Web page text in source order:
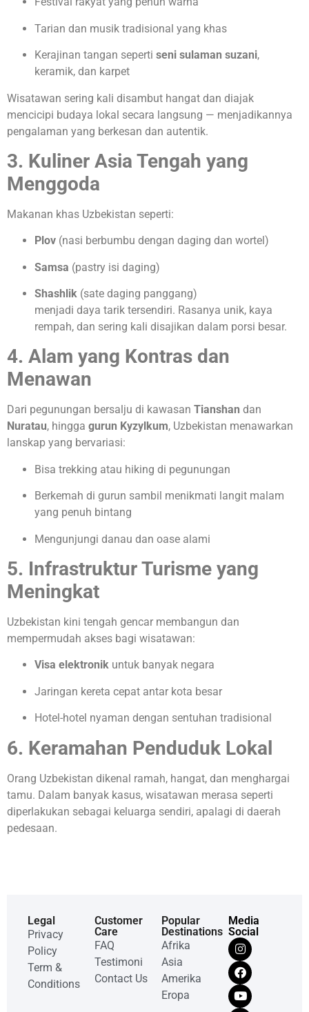
Tarian dan musik tradisional yang khas
Kerajinan tangan seperti seni sulaman suzani,
keramik, dan karpet
Wisatawan sering kali disambut hangat dan diajak
mencicipi budaya lokal secara langsung — menjadikannya
pengalaman yang berkesan dan autentik.
3. Kuliner Asia Tengah yang
Menggoda
Makanan khas Uzbekistan seperti:
Plov (nasi berbumbu dengan daging dan wortel)
Samsa (pastry isi daging)
Shashlik (sate daging panggang)
menjadi daya tarik tersendiri. Rasanya unik, kaya
rempah, dan sering kali disajikan dalam porsi besar.
4. Alam yang Kontras dan
Menawan
Dari pegunungan bersalju di kawasan Tianshan dan
Nuratau, hingga gurun Kyzylkum, Uzbekistan menawarkan
lanskap yang bervariasi:
Bisa trekking atau hiking di pegunungan
Berkemah di gurun sambil menikmati langit malam
yang penuh bintang
Mengunjungi danau dan oase alami
5. Infrastruktur Turisme yang
Meningkat
Uzbekistan kini tengah gencar membangun dan
mempermudah akses bagi wisatawan:
Visa elektronik untuk banyak negara
Jaringan kereta cepat antar kota besar
Hotel-hotel nyaman dengan sentuhan tradisional
6. Keramahan Penduduk Lokal
Orang Uzbekistan dikenal ramah, hangat, dan menghargai
tamu. Dalam banyak kasus, wisatawan merasa seperti
diperlakukan sebagai keluarga sendiri, apalagi di daerah
pedesaan.
Legal
Privacy
Policy
Term &
Conditions
Customer
Care
FAQ
Testimoni
Contact Us
Popular
Destinations
Afrika
Asia
Amerika
Eropa
Media
Social